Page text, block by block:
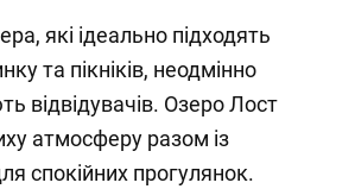
які ідеально підходять
та пікніків, неодмінно
відвідувачів. Озеро Лост
атмосферу разом із
спокійних прогулянок.